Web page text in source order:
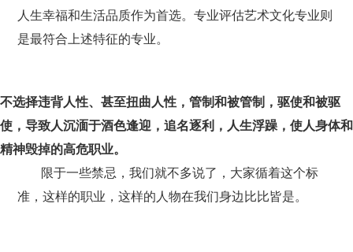
人生幸福和生活品质作为首选。专业评估艺术文化专业则
是最符合上述特征的专业。
不选择违背人性、甚至扭曲人性，管制和被管制，驱使和被驱
使，导致人沉湎于酒色逢迎，追名逐利，人生浮躁，使人身体和
精神毁掉的高危职业。
限于一些禁忌，我们就不多说了，大家循着这个标
准，这样的职业，这样的人物在我们身边比比皆是。